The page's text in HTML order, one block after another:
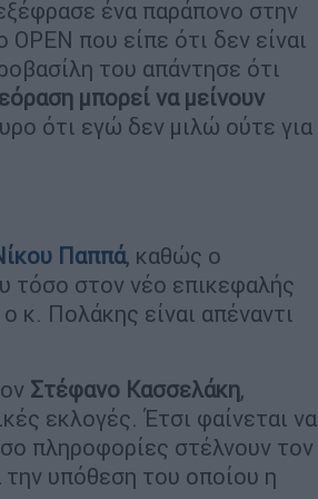
ένα παράπονο στην
που είπε ότι δεν είναι
του απάντησε ότι
μπορεί να μείνουν
ότι εγώ δεν μιλώ ούτε για
Παππά, καθώς ο
τόσο στον νέο επικεφαλής
Πολάκης είναι απέναντι
Στέφανο Κασσελάκη,
εκλογές. Έτσι φαίνεται να
πληροφορίες στέλνουν τον
την υπόθεση του οποίου η